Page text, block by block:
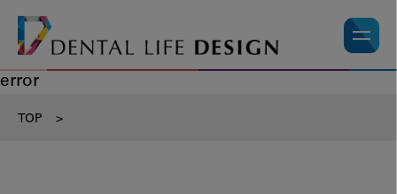
error
TOP >